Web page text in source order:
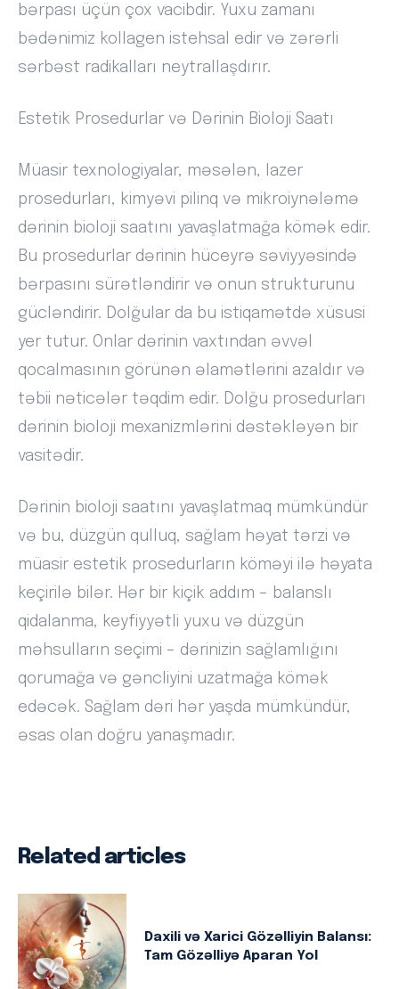
bərpası üçün çox vacibdir. Yuxu zamanı
bədənimiz kollagen istehsal edir və zərərli
sərbəst radikalları neytrallaşdırır.
Estetik Prosedurlar və Dərinin Bioloji Saatı
Müasir texnologiyalar, məsələn, lazer
prosedurları, kimyəvi pilinq və mikroiynələmə
dərinin bioloji saatını yavaşlatmağa kömək edir.
Bu prosedurlar dərinin hüceyrə səviyyəsində
bərpasını sürətləndirir və onun strukturunu
gücləndirir. Dolğular da bu istiqamətdə xüsusi
yer tutur. Onlar dərinin vaxtından əvvəl
qocalmasının görünən əlamətlərini azaldır və
təbii nəticələr təqdim edir. Dolğu prosedurları
dərinin bioloji mexanizmlərini dəstəkləyən bir
vasitədir.
Dərinin bioloji saatını yavaşlatmaq mümkündür
və bu, düzgün qulluq, sağlam həyat tərzi və
müasir estetik prosedurların köməyi ilə həyata
keçirilə bilər. Hər bir kiçik addım – balanslı
qidalanma, keyfiyyətli yuxu və düzgün
məhsulların seçimi – dərinizin sağlamlığını
qorumağa və gəncliyini uzatmağa kömək
edəcək. Sağlam dəri hər yaşda mümkündür,
əsas olan doğru yanaşmadır.
Related articles
Daxili və Xarici Gözəlliyin Balansı:
Tam Gözəlliyə Aparan Yol